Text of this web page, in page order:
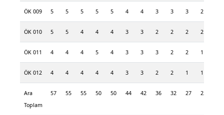
ÖK 009 5 5 5 5 5 4 4 3 3 3 2
ÖK 010 5 5 4 4 4 3 3 2 2 2 2
ÖK 011 4 4 4 5 4 3 3 3 2 2 1
ÖK 012 4 4 4 4 4 3 3 2 2 1 1
Ara
Toplam
57 55 55 50 50 44 42 36 32 27 22